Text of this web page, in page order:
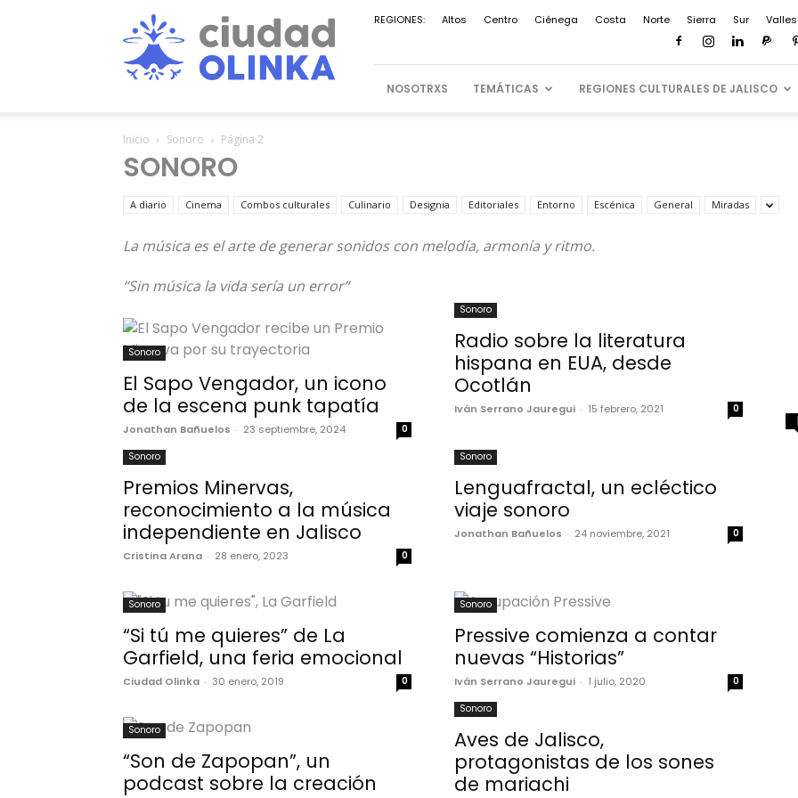
Ciudad
Olinka
REGIONES: Altos Centro Ciénega Costa Norte Sierra Sur Valles
NOSOTRXS TEMÁTICAS REGIONES CULTURALES DE JALISCO
Inicio Sonoro Página 2
SONORO
A diario Cinema Combos culturales Culinario Designia Editoriales Entorno Escénica General Miradas
La música es el arte de generar sonidos con melodía, armonía y ritmo.
“Sin música la vida sería un error”
Sonoro
El Sapo Vengador, un icono
de la escena punk tapatía
Jonathan Bañuelos - 23 septiembre, 2024 0
Sonoro
Radio sobre la literatura
hispana en EUA, desde
Ocotlán
Iván Serrano Jauregui - 15 febrero, 2021 0
Sonoro
Premios Minervas,
reconocimiento a la música
independiente en Jalisco
Cristina Arana - 28 enero, 2023 0
Sonoro
Lenguafractal, un ecléctico
viaje sonoro
Jonathan Bañuelos - 24 noviembre, 2021 0
Sonoro
“Si tú me quieres” de La
Garfield, una feria emocional
Ciudad Olinka - 30 enero, 2019 0
Sonoro
Pressive comienza a contar
nuevas “Historias”
Iván Serrano Jauregui - 1 julio, 2020 0
Sonoro
“Son de Zapopan”, un
podcast sobre la creación
Sonoro
Aves de Jalisco,
protagonistas de los sones
de mariachi